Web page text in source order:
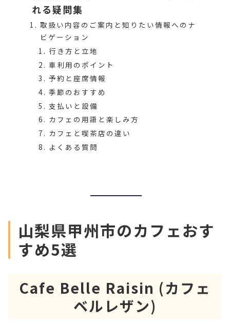
れる疑問集
取扱い内容のご案内と知りたい情報へのナ
ビゲーション
行き方と立地
車利用のポイント
予約と座席情報
季節のおすすめ
支払いと設備
カフェの用語と楽しみ方
カフェと喫茶店の違い
よくある質問
山梨県甲州市のカフェおす
すめ5選
Cafe Belle Raisin (カフェ
ベルレザン)